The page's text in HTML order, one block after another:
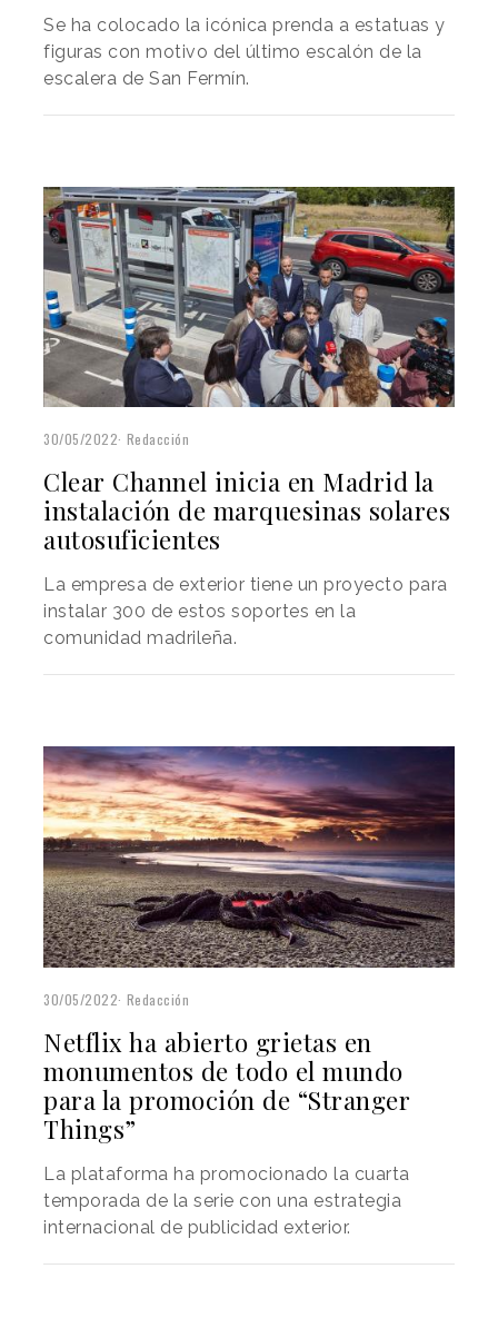
Se ha colocado la icónica prenda a estatuas y
figuras con motivo del último escalón de la
escalera de San Fermín.
30/05/2022 Redacción
Clear Channel inicia en Madrid la
instalación de marquesinas solares
autosuficientes
La empresa de exterior tiene un proyecto para
instalar 300 de estos soportes en la
comunidad madrileña.
30/05/2022 Redacción
Netflix ha abierto grietas en
monumentos de todo el mundo
para la promoción de “Stranger
Things”
La plataforma ha promocionado la cuarta
temporada de la serie con una estrategia
internacional de publicidad exterior.